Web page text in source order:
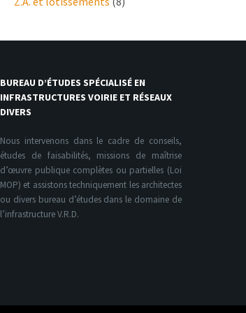
BUREAU D’ÉTUDES SPÉCIALISÉ EN
INFRASTRUCTURES VOIRIE ET RÉSEAUX
DIVERS
Nous intervenons dans le cadre de conseils,
études de faisabilités, missions de maîtrise
d’œuvre publique complètes ou partielles (Loi
MOP) et assistons techniquement les architectes
ou divers bureau d’études dans le domaine de
l’infrastructure V.R.D.